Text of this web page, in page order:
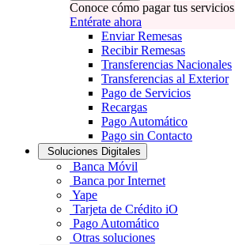
Conoce cómo pagar tus servicios
Entérate ahora
Enviar Remesas
Recibir Remesas
Transferencias Nacionales
Transferencias al Exterior
Pago de Servicios
Recargas
Pago Automático
Pago sin Contacto
Soluciones Digitales
Banca Móvil
Banca por Internet
Yape
Tarjeta de Crédito iO
Pago Automático
Otras soluciones